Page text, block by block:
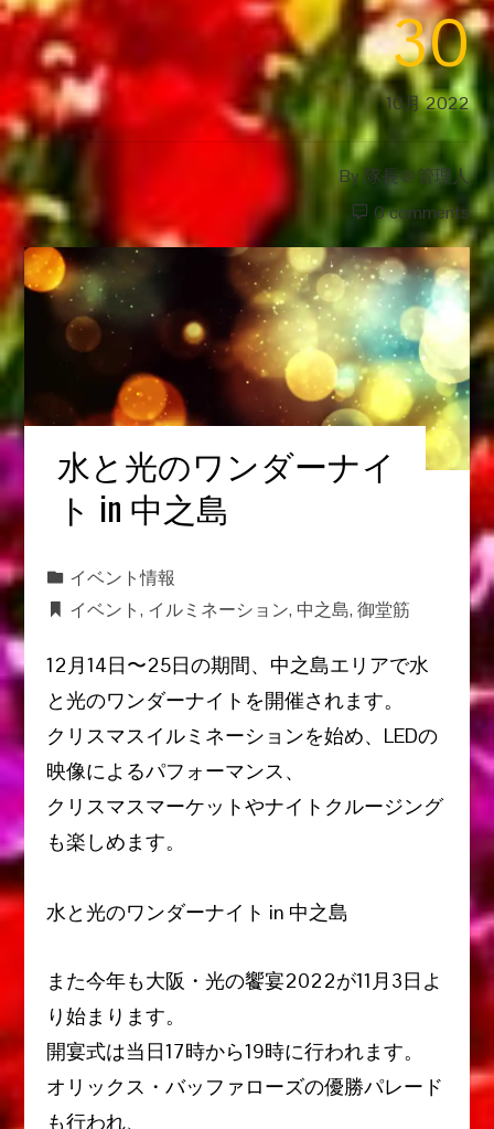
30
10月 2022
By 隊長＠管理人
0 comments
水と光のワンダーナイ
ト in 中之島
イベント情報
イベント, イルミネーション, 中之島,御堂筋
12月14日〜25日の期間、中之島エリアで水
と光のワンダーナイトを開催されます。
クリスマスイルミネーションを始め、LEDの
映像によるパフォーマンス、
クリスマスマーケットやナイトクルージング
も楽しめます。
水と光のワンダーナイト in 中之島
また今年も大阪・光の饗宴2022が11月3日よ
り始まります。
開宴式は当日17時から19時に行われます。
オリックス・バッファローズの優勝パレード
も行われ、